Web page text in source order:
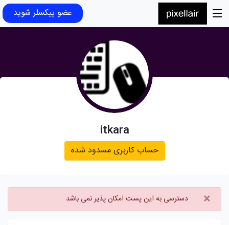
عضو پیکسلر شوید
itkara
حساب کاربری مسدود شده
× دسترسی به این پست امکان پذیر نمی باشد